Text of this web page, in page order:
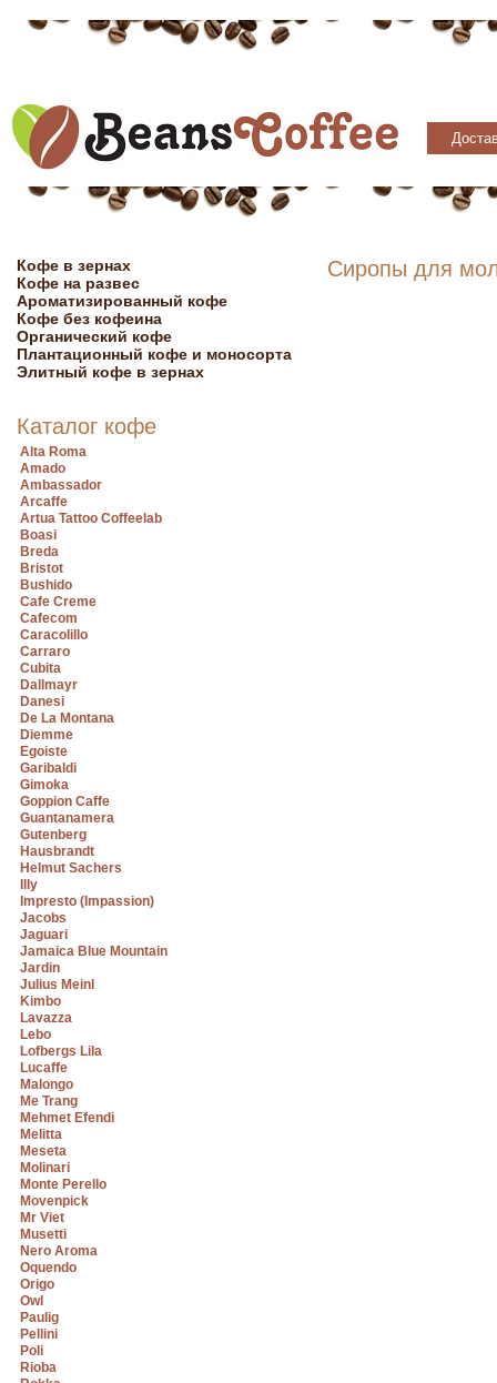
Кофе в зернах
Кофе на развес
Ароматизированный кофе
Кофе без кофеина
Органический кофе
Плантационный кофе и моносорта
Элитный кофе в зернах
Каталог кофе
Alta Roma
Amado
Ambassador
Arcaffe
Artua Tattoo Coffeelab
Boasi
Breda
Bristot
Bushido
Cafe Creme
Cafecom
Caracolillo
Carraro
Cubita
Dallmayr
Danesi
De La Montana
Diemme
Egoiste
Garibaldi
Gimoka
Goppion Caffe
Guantanamera
Gutenberg
Hausbrandt
Helmut Sachers
Illy
Impresto (Impassion)
Jacobs
Jaguari
Jamaica Blue Mountain
Jardin
Julius Meinl
Kimbo
Lavazza
Lebo
Lofbergs Lila
Lucaffe
Malongo
Me Trang
Mehmet Efendi
Melitta
Meseta
Molinari
Monte Perello
Movenpick
Mr Viet
Musetti
Nero Aroma
Oquendo
Origo
Owl
Paulig
Pellini
Poli
Rioba
Сиропы для